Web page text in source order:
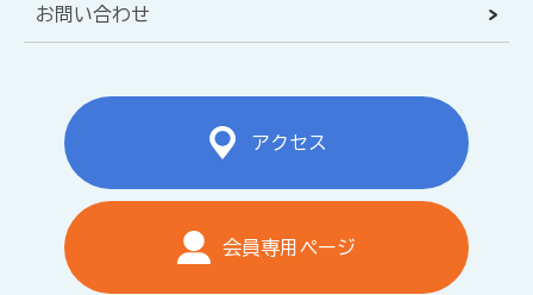
お問い合わせ
アクセス
会員専用ページ